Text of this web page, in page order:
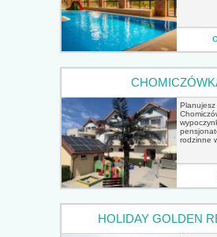
rodzinne
HOLIDAY GOLDEN